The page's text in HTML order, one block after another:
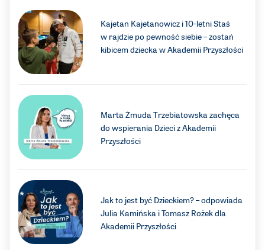
Kajetan Kajetanowicz i 10-letni Staś
w rajdzie po pewność siebie – zostań
kibicem dziecka w Akademii Przyszłości
Marta Żmuda Trzebiatowska zachęca
do wspierania Dzieci z Akademii
Przyszłości
Jak to jest być Dzieckiem? – odpowiada
Julia Kamińska i Tomasz Rożek dla
Akademii Przyszłości